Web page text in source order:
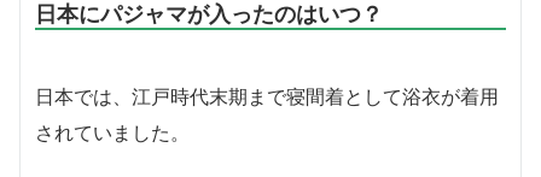
日本にパジャマが入ったのはいつ？
日本では、江戸時代末期まで寝間着として浴衣が着用
されていました。